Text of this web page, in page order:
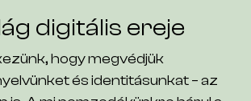
digitális ereje
hogy megvédjük
és identitásunkat – az